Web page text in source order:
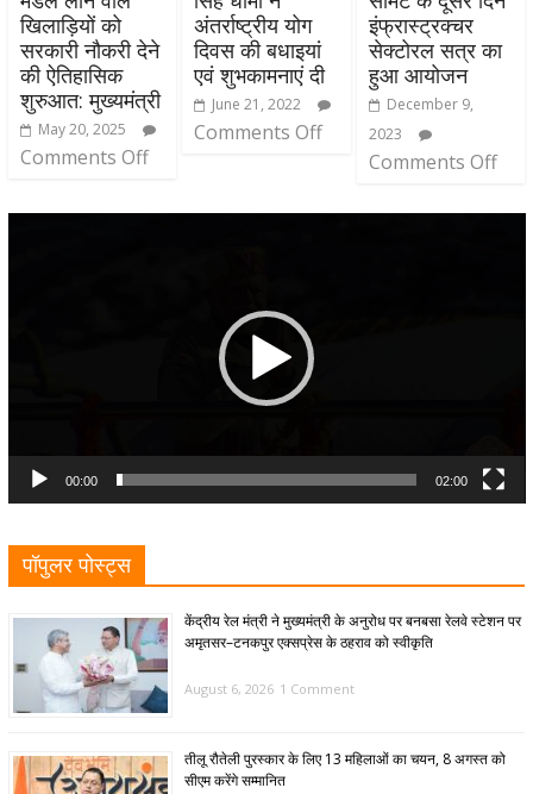
खिलाड़ियों को
सरकारी नौकरी देने
की ऐतिहासिक
शुरुआत: मुख्यमंत्री
May 20, 2025
Comments Off
अंतर्राष्ट्रीय योग
दिवस की बधाइयां
एवं शुभकामनाएं दी
June 21, 2022
Comments Off
इंफ्रास्ट्रक्चर
सेक्टोरल सत्र का
हुआ आयोजन
December 9,
2023
Comments Off
00:00 02:00
पॉपुलर पोस्ट्स
केंद्रीय रेल मंत्री ने मुख्यमंत्री के अनुरोध पर बनबसा रेलवे स्टेशन पर
अमृतसर–टनकपुर एक्सप्रेस के ठहराव को स्वीकृति
August 6, 2026 1 Comment
तीलू रौतेली पुरस्कार के लिए 13 महिलाओं का चयन, 8 अगस्त को
सीएम करेंगे सम्मानित